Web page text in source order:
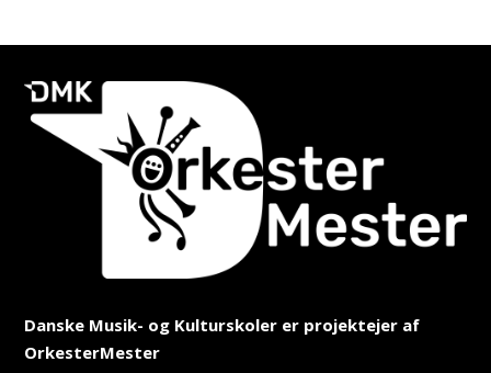
Danske Musik- og Kulturskoler er projektejer af
OrkesterMester